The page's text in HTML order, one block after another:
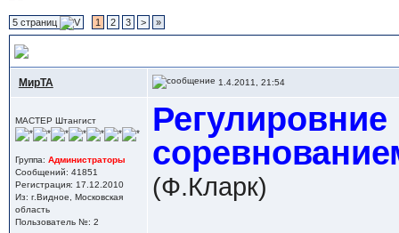
5 страниц 1 2 3 > »
МирТА 1.4.2011, 21:54
МАСТЕР Штангист
Группа: Администраторы
Сообщений: 41851
Регистрация: 17.12.2010
Из: г.Видное, Московская
область
Пользователь №: 2
(Ф.Кларк)